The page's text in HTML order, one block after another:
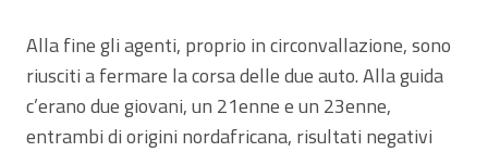
Alla fine gli agenti, proprio in circonvallazione, sono
riusciti a fermare la corsa delle due auto. Alla guida
c’erano due giovani, un 21enne e un 23enne,
entrambi di origini nordafricana, risultati negativi